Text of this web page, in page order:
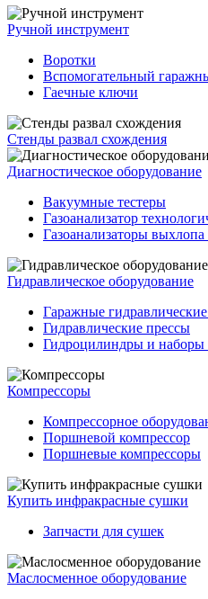
Ручной инструмент
Воротки
Вспомогательный
Гаечные ключи
Стенды развал схождения
Диагностическое оборудование
Вакуумные тестеры
Газоанализатор
Газоанализаторы
Гидравлическое оборудование
Гаражные
Гидравлические прессы
Гидроцилиндры и наборы
Компрессоры
Компрессорное
Поршневой компрессор
Поршневые компрессоры
Купить инфракрасные сушки
Запчасти для сушек
Маслосменное оборудование